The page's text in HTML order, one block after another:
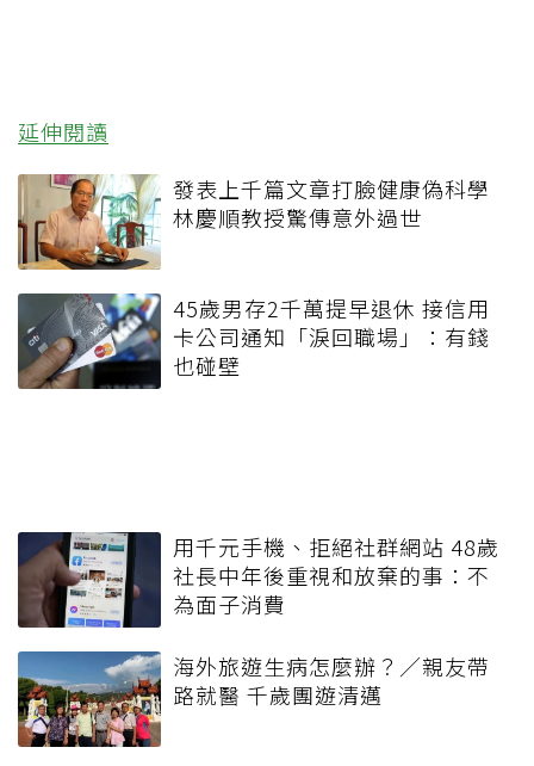
延伸閱讀
發表上千篇文章打臉健康偽科學
林慶順教授驚傳意外過世
45歲男存2千萬提早退休 接信用
卡公司通知「淚回職場」：有錢
也碰壁
用千元手機、拒絕社群網站 48歲
社長中年後重視和放棄的事：不
為面子消費
海外旅遊生病怎麼辦？／親友帶
路就醫 千歲團遊清邁